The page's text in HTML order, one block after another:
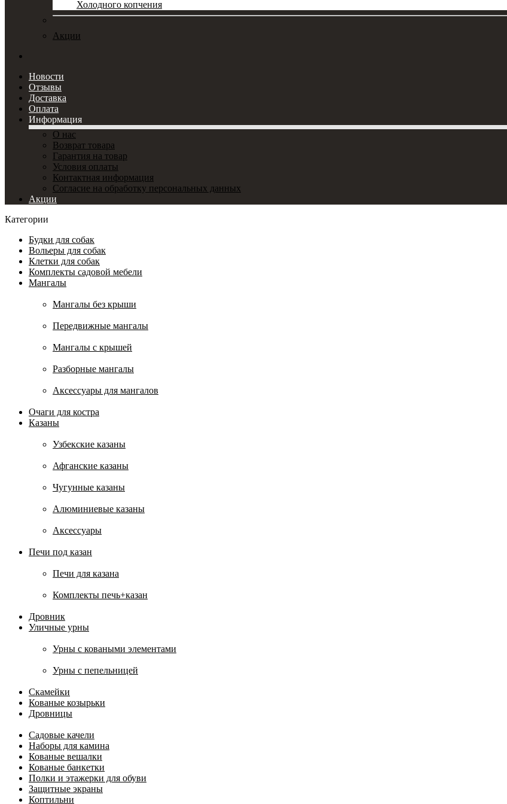
Холодного копчения
Акции
Новости
Отзывы
Доставка
Оплата
Информация
О нас
Возврат товара
Гарантия на товар
Условия оплаты
Контактная информация
Согласие на обработку персональных данных
Акции
Категории
Будки для собак
Вольеры для собак
Клетки для собак
Комплекты садовой мебели
Мангалы
Мангалы без крыши
Передвижные мангалы
Мангалы с крышей
Разборные мангалы
Аксессуары для мангалов
Очаги для костра
Казаны
Узбекские казаны
Афганские казаны
Чугунные казаны
Алюминиевые казаны
Аксессуары
Печи под казан
Печи для казана
Комплекты печь+казан
Дровник
Уличные урны
Урны с коваными элементами
Урны с пепельницей
Скамейки
Кованые козырьки
Дровницы
Садовые качели
Наборы для камина
Кованые вешалки
Кованые банкетки
Полки и этажерки для обуви
Защитные экраны
Коптильни